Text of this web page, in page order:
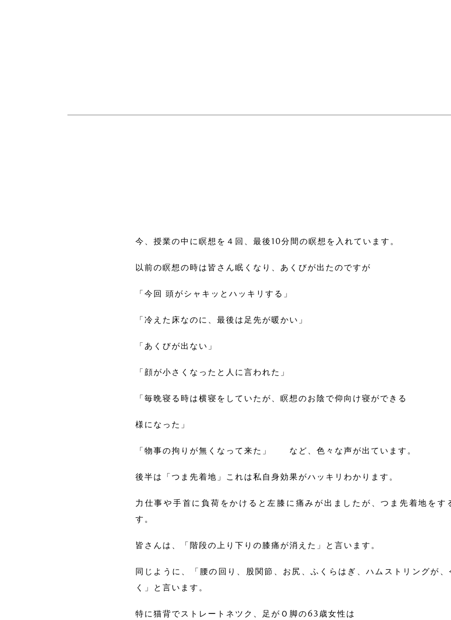
今、授業の中に瞑想を４回、最後10分間の瞑想を入れています。
以前の瞑想の時は皆さん眠くなり、あくびが出たのですが
「今回 頭がシャキッとハッキリする」
「冷えた床なのに、最後は足先が暖かい」
「あくびが出ない」
「顔が小さくなったと人に言われた」
「毎晩寝る時は横寝をしていたが、瞑想のお陰で仰向け寝ができる
様になった」
「物事の拘りが無くなって来た」 など、色々な声が出ています。
後半は「つま先着地」これは私自身効果がハッキリわかります。
力仕事や手首に負荷をかけると左膝に痛みが出ましたが、つま先着地をす
す。
皆さんは、「階段の上り下りの膝痛が消えた」と言います。
同じように、「腰の回り、股関節、お尻、ふくらはぎ、ハムストリングが
く」と言います。
特に猫背でストレートネツク、足がＯ脚の63歳女性は